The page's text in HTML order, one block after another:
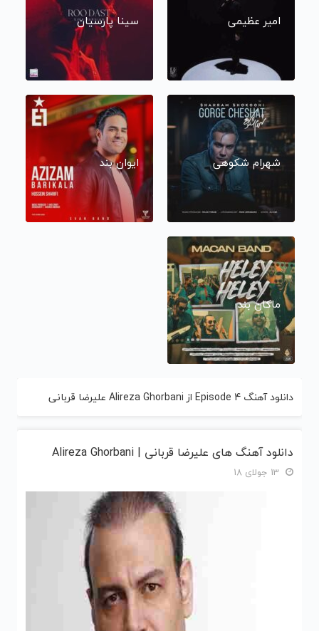
امیر عظیمی سینا پارسیان
شهرام شکوهی ایوان بند
ماکان بند
دانلود آهنگ Episode 4 از Alireza Ghorbani علیرضا قربانی
دانلود آهنگ های علیرضا قربانی | Alireza Ghorbani